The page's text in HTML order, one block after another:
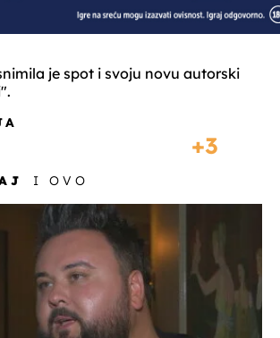
je spot i svoju novu autorski
3
I OVO